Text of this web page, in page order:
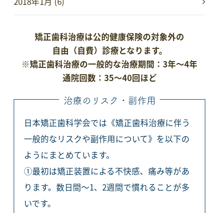
矯正歯科治療は公的健康保険の対象外の
自由（自費）診療となります。
※矯正歯科治療の一般的な治療期間：3年～4年
通院回数：35～40回ほど
治療のリスク・副作用
日本矯正歯科学会では《矯正歯科治療に伴う
一般的なリスクや副作用について》を以下の
ようにまとめています。
①最初は矯正装置による不快感、痛み等があ
ります。数日間～1、2週間で慣れることが多
いです。